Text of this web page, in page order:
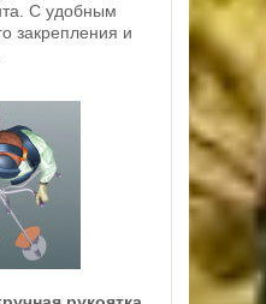
С удобным
закрепления и